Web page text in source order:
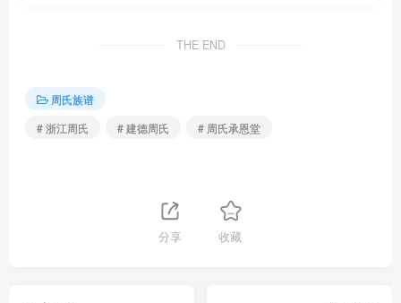
THE END
周氏族谱
# 浙江周氏
# 建德周氏 # 周氏承恩堂
分享 收藏